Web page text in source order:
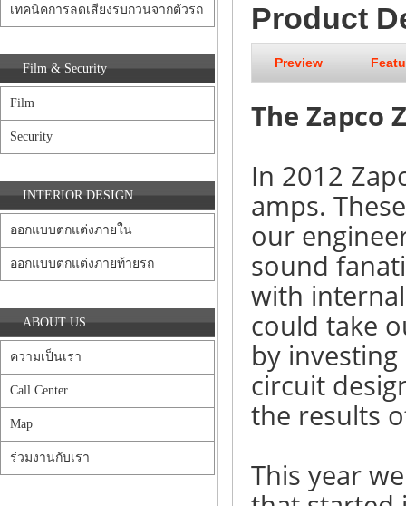
เทคนิคการลดเสียงรบกวนจากตัวรถ
Film & Security
Film
Security
INTERIOR DESIGN
ออกแบบตกแต่งภายใน
ออกแบบตกแต่งภายท้ายรถ
ABOUT US
ความเป็นเรา
Call Center
Map
ร่วมงานกับเรา
Product
Preview
The Zapco
In 2012
amps.
our
sound
with
could take
by
circuit
the results
This year